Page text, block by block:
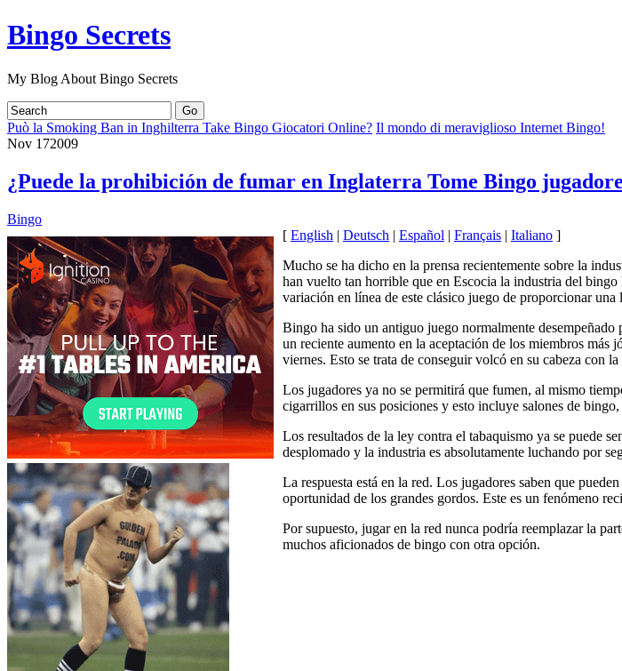
Bingo Secrets
My Blog About Bingo Secrets
Può la Smoking Ban in Inghilterra Take Bingo Giocatori Online? Il mondo di meraviglioso Internet Bingo!
Nov 172009
¿Puede la prohibición de fumar en Inglaterra Tome Bingo
Bingo
[ English | Deutsch | Español | Français | Italiano ]
Mucho se ha dicho en la prensa recientemente sobre la
han vuelto tan horrible que en Escocia la industria del
variación en línea de este clásico juego de proporcionar
Bingo ha sido un antiguo juego normalmente
un reciente aumento en la aceptación de los miembros más
viernes. Esto se trata de conseguir volcó en su cabeza con
Los jugadores ya no se permitirá que fumen, al mismo
cigarrillos en sus posiciones y esto incluye salones de
Los resultados de la ley contra el tabaquismo ya se puede
desplomado y la industria es absolutamente luchando por
La respuesta está en la red. Los jugadores saben que
oportunidad de los grandes gordos. Este es un fenómeno
Por supuesto, jugar en la red nunca podría reemplazar la
muchos aficionados de bingo con otra opción.